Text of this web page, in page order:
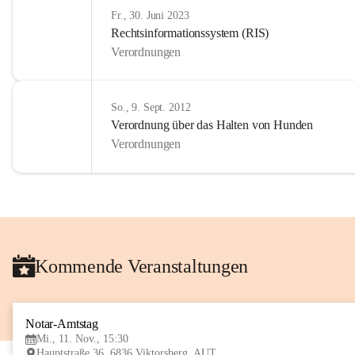
Fr., 30. Juni 2023
Rechtsinformationssystem (RIS)
Verordnungen
So., 9. Sept. 2012
Verordnung über das Halten von Hunden
Verordnungen
Kommende Veranstaltungen
Notar-Amtstag
Mi., 11. Nov., 15:30